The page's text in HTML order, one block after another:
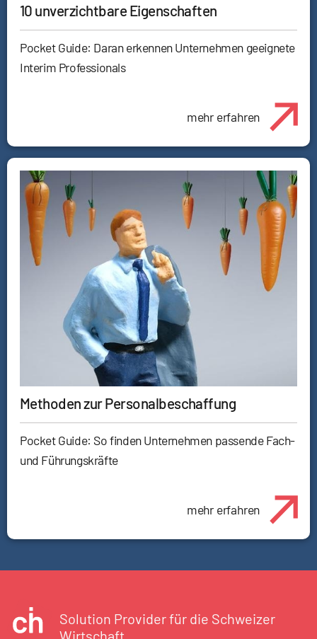
10 unverzichtbare Eigenschaften
Pocket Guide: Daran erkennen Unternehmen geeignete
Interim Professionals
mehr erfahren
Methoden zur Personalbeschaffung
Pocket Guide: So finden Unternehmen passende Fach-
und Führungskräfte
mehr erfahren
Solution Provider für die Schweizer
Wirtschaft